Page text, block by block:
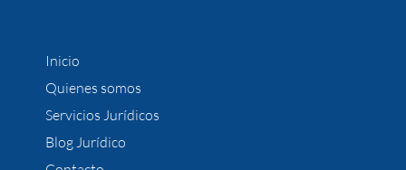
Inicio
Quienes somos
Servicios Jurídicos
Blog Jurídico